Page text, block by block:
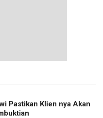
Pastikan Klien nya Akan